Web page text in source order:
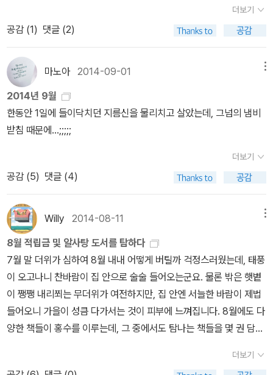
는 장면이었다. ' 그 부분 읽으면서 어떤 생각이 들었어?' 질문하자 '
나쁘다고 생각해요.' 하며 자신이 3학년 때 반아이들에게 따돌림 당한
이야기를 풀어낸다. 지금도 친구들과 잘 어울리지 못하는 이 아이는
이 책을 보면서 동병상련을 느꼈을 게 분명하다. 이 아이 또한 2년 내
내 독서부를 하는 아이인데 처음보다 많이 성장했다. 자신의 상처를
말할 수 있을 만큼 단단해지기도 했고. 두 명의 여자 아이가 있는데
둘은 꼭 자신이 읽을 책을 챙겨온다. 나머지 아이들은 책도 안 가져오
고 우리 교실에 있는 책을 가져다 읽는다. 벌써 태도부터 다르다. 독서
부가 자신이 읽을 책 정도는 가지고 다녀야 하는데 말이다. 두 여자 아
어주는 걸 들어보니 주인공 혜린이가 아프다. 마음이 아파 몸까지 쇠
약해졌다. 이유인즉 엄마가 공부를 너무 많이 시켜서이다. 의사 선생
님이 잠을 충분히 자야 한다고 하지만 엄마의 반응은 시큰둥하다. 독
서부가 읽어준 그 부분에서 엊그제 뉴스가 오버랩되었다. OECD국
가 중에서 또 학생들의 행복지수가 가장 낮게 나왔단다. 새삼 놀랄 것
도 없다. 우리 아이들 모두 혜린이처럼 잠이 부족하다. 초등학교 까지
는 마냥 행복했던 딸도 영어 학원 하나 다니기 시작하자 시간이 턱없
이 부족하다. 그런데 학원 2-3개 다니는 아이는 오죽 할까. 아이들이
가장 필요로 하는 것은 '취미 활동을 할 여가 시간'이 가장 많았다고
있게 ' 전 9시에 자요' 한다. 아주 바람직하다. 캐나다에서는 대부분 8
시 이전에 잠을 재운다고 알고 있다. 잠을 충분히 자야 학교에 가서 능
다. 나도 좋아하는 작가라서 이 책 읽어봐야겠다. 학교를 비판하는 내
용이라 하니 더 관심이 간다. 두 남매가 침대에 제멋대로 앉아 책을
을 수 있다는 것도 감사해야지. 솔직히 난 1시간 내내 책 잡고 있지는
못하는데 남매가 나보다 낫다 싶다. 2.지난 목요일, 독서부 아이들이
우리 교실에 들어오더니 ' 선생님, 건방이 책 없어요?' 한다. '글쎄, 책
이 하도 많아서 어디 꽂아 놨는지 모르겠다. 니가 찾아 봐' 했다. 2년
동안 이 아이를 독서부에서 만났지만 스스로 날 찾아와 책을 찾는 경
찾았나보다. 마침 어떤 아이 한 명이 <건방이의 건방진 수련기>내용
이 정말 궁금해서 서점에서 샀다고 자랑을 하였다. ' 선생님, 2권이 나
올 것 같아요. ' 한다. ' 그래, 선생님도 끝을 보니 작가가 2권을 염두에
두고 쓴 것 같더라' 했다. 책을 못 찾은 아이는 그 아이가 책을 빌려주
길 바랐지만 ' 너는 빌려주기 싫다. 어쩐지 내 책을 찢을 것 같다'는 가
슴 아픈 거절의 말을 들었다. 실망했을 아이가 가여워 내가 직접 책꽂
이를 살펴봤는데 보였다. 책을 건네주니 다른 2명의 아이가 그 아이
를 별안간 덮쳐 책 쟁탈전이 벌어졌다. 5학년이라서 여차하면 다치거
나 책이 찢어질 것 같았다. 처음 책을 건네받은 아이가 ' 선생님이 판
결해 주세요' 한다. ' 그래? 가위바위보로 2번 먼저 이긴 아이가 이번
시간에 이 책을 읽는 거야' 했다. 가위바위보가 시작되었고, 처음 책을
건네받은 아이는 억울하지만 가위바위보에서 패해 다른 아이에게 책
별로 무협 이야기를 좋아하지 않는 편인데이 이야기는 정말 빠져들게
된다.유럽 가기 전, 아들 읽어보라고 사 준 책인데아들이 정말 감동 깊
게 읽었다고 평을 해 준 책이다.나도 읽어봤다.감동도 있지만 일단 천
작가의 커다란 매력은 재미난 이야기꾼이라는 사실이다.책 뒤에 있는
작가의 말조차도 참 재미나다.재미 없는 책은 당장 덮으라는 작가의
말에서 재미 부분에서는 자신 있다는 것을 은근히 보여주고 있는 듯
하다.삼백이를 본 우리 가족 모두 천 작가의 팬이 되었다.그런데이 책
또한 천 작가의 작품이란 걸 알고 적잖이 놀랐다. 이 책은 비룡소에서
주최한 스토리 킹 대상작이다.100명의 아이들이 심사위원으로 참여
하여 직접 뽑은 대상을 받았으니아이가 어떤 이야기를 원하는지 정확
렇고 아이가 정말 푹 빠질 만한 이야기이다.현직 교사이기 때문에 아
이가 흥미있어할 만한 소재를 잡기가 아마 수월했을 지도 모른다.송
언 작가가 그런 것처럼 말이다. <건방이의 건방진 수련기>의 만화 같
은 삽화 그림-<거짓말 같은 이야기>의 강경수 그림 작가-도 재미를
한 몫 더해 준다.하지만무엇보다도 재미있고 흥미진진한 이야기가 이
책의 으뜸 매력이다. 조손 가정에서 자란 건이는, 자신을 양육하던 할
머니마저 돌아셔 보육원에 가야될 운명을 맞이한다.보육원으로 떠나
기 전, 비밀 장소에 들렀다가오방도사가 손으로 바위를 산산조각 내
로났으니 건이를 죽이겠다고 달려들고...죽인다는 오방도사의 말에죽
더보기
공감 (1) 댓글 (2)
마노아2014-09-01
2014년 9월
한동안 1일에 들이닥치던 지름신을 물리치고 살았는데, 그넘의 냄비
받침 때문에...;;;;;
더보기
공감 (5) 댓글 (4)
Willy 2014-08-11
8월 적립금 및 알사탕 도서를 탐하다
7월 말 더위가 심하여 8월 내내 어떻게 버틸까 걱정스러웠는데, 태풍
이 오고나니 찬바람이 집 안으로 술술 들어오는군요. 물론 밖은 햇볕
이 쨍쨍 내리쬐는 무더위가 여전하지만, 집 안엔 서늘한 바람이 제법
들어오니 가을이 성큼 다가서는 것이 피부에 느껴집니다. 8월에도 다
양한 책들이 홍수를 이루는데, 그 중에서도 탐나는 책들을 몇 권 담아
블] 책도 눈에 띄고, 평소 지압에 대한 궁금증 때문에 아래에 있는 책
더보기